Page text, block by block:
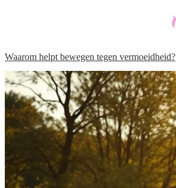
Waarom helpt bewegen tegen vermoeidheid?